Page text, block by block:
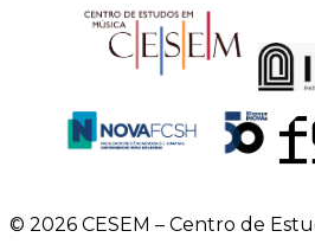
© 2026 CESEM – Centro de